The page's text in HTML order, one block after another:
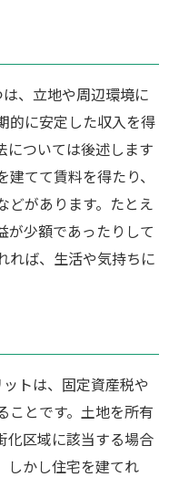
、立地や周辺環境に
的に安定した収入を得
については後述します
てて賃料を得たり、
どがあります。たとえ
が少額であったりして
れば、生活や気持ちに
トは、固定資産税や
ことです。土地を所有
化区域に該当する場合
しかし住宅を建てれ